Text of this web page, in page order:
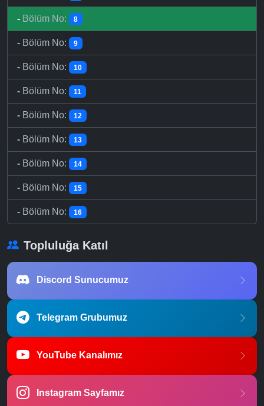
- Bölüm No: 8
- Bölüm No: 9
- Bölüm No: 10
- Bölüm No: 11
- Bölüm No: 12
- Bölüm No: 13
- Bölüm No: 14
- Bölüm No: 15
- Bölüm No: 16
Topluluğa Katıl
Discord Sunucumuz
Telegram Grubumuz
YouTube Kanalımız
Instagram Sayfamız